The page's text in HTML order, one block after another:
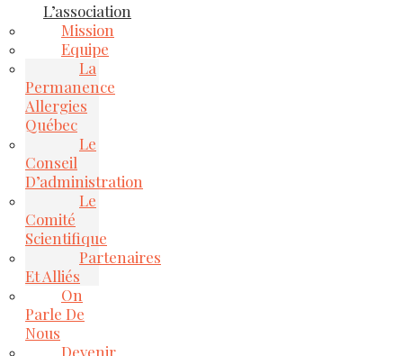
L’association
Mission
Equipe
La
Permanence
Allergies
Québec
Le
Conseil
D’administration
Le
Comité
Scientifique
Partenaires
Et Alliés
On
Parle De
Nous
Devenir